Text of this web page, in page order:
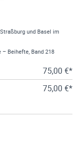
und Basel im
Beihefte, Band 218
75,00 €*
75,00 €*